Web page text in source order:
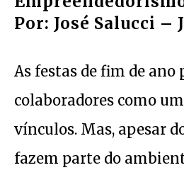
Por: José Salucci –
As festas de fim de
colaboradores como
vínculos. Mas, apesar
fazem parte do